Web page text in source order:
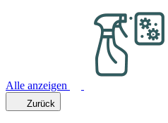
Alle anzeigen
Zurück